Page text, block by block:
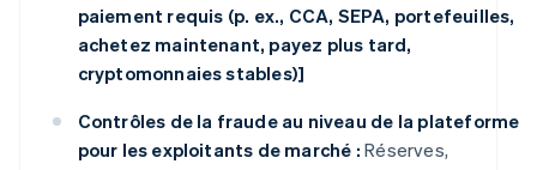
paiement requis (p. ex., CCA, SEPA, portefeuilles,
achetez maintenant, payez plus tard,
cryptomonnaies stables)]
Contrôles de la fraude au niveau de la plateforme
pour les exploitants de marché : Réserves,